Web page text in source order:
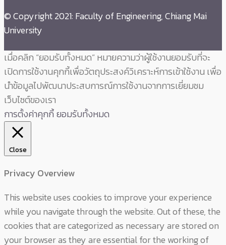
© Copyright 2021: Faculty of Engineering, Chiang Mai
University
เมื่อคลิก “ยอมรับทั้งหมด” หมายความว่าผู้ใช้งานยอมรับที่จะ
เปิดการใช้งานคุกกี้เพื่อวัตถุประสงค์วิเคราะห์การเข้าใช้งาน เพื่อ
นำข้อมูลไปพัฒนาประสบการณ์การใช้งานจากการเยี่ยมชม
เว็บไซต์ของเรา
การตั้งค่าคุกกี้ยอมรับทั้งหมด
Close
Privacy Overview
This website uses cookies to improve your experience
while you navigate through the website. Out of these, the
cookies that are categorized as necessary are stored on
your browser as they are essential for the working of